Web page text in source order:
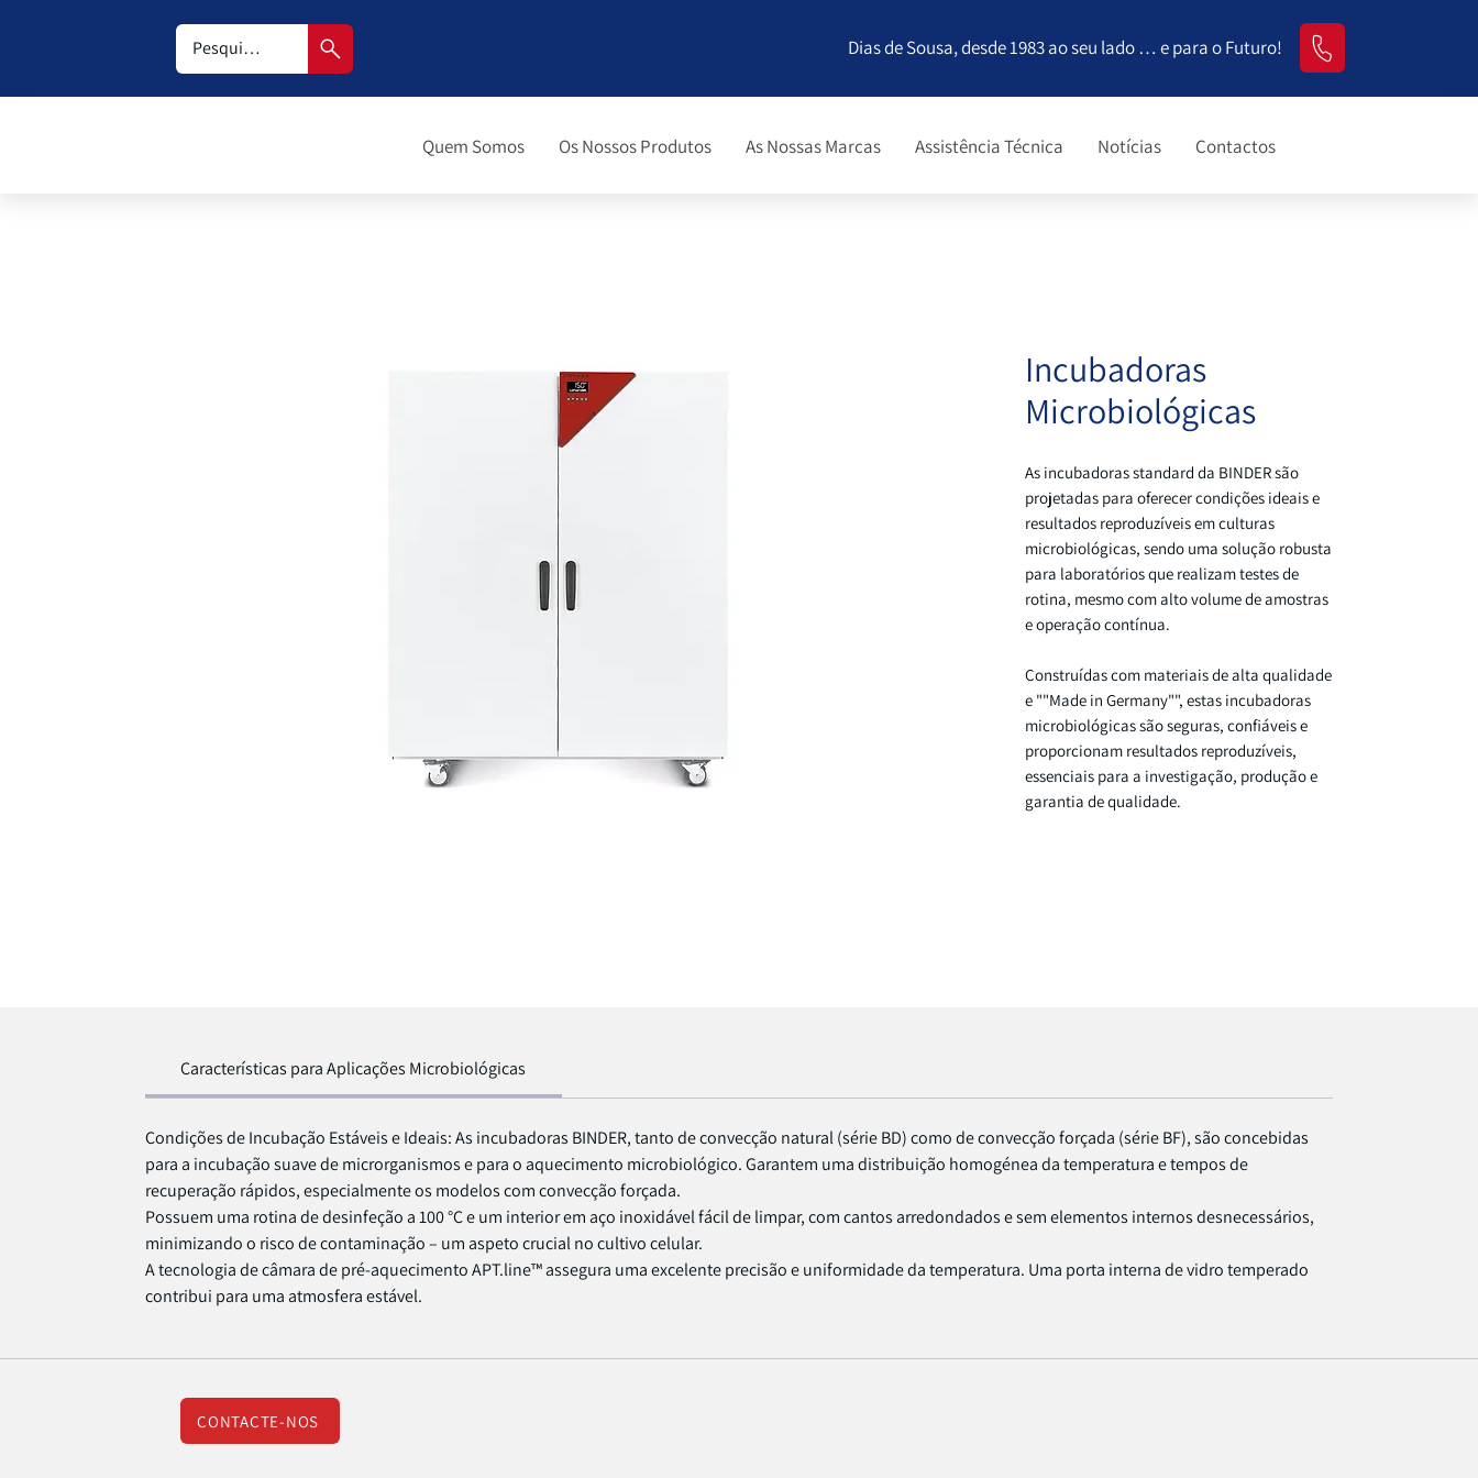
Dias de Sousa, desde 1983 ao seu lado … e para o Futuro!
Quem Somos Os Nossos Produtos As Nossas Marcas Assistência Técnica Notícias Contactos
Incubadoras
Microbiológicas
As incubadoras standard da BINDER são
projetadas para oferecer condições ideais e
resultados reproduzíveis em culturas
microbiológicas, sendo uma solução robusta
para laboratórios que realizam testes de
rotina, mesmo com alto volume de amostras
e operação contínua.
Construídas com materiais de alta qualidade
e ""Made in Germany"", estas incubadoras
microbiológicas são seguras, confiáveis e
proporcionam resultados reproduzíveis,
essenciais para a investigação, produção e
garantia de qualidade.
Características para Aplicações Microbiológicas
Condições de Incubação Estáveis e Ideais: As incubadoras BINDER, tanto de convecção natural (série BD) como de convecção forçada (série BF), são concebidas
para a incubação suave de microrganismos e para o aquecimento microbiológico. Garantem uma distribuição homogénea da temperatura e tempos de
recuperação rápidos, especialmente os modelos com convecção forçada.
Possuem uma rotina de desinfeção a 100 °C e um interior em aço inoxidável fácil de limpar, com cantos arredondados e sem elementos internos desnecessários,
minimizando o risco de contaminação – um aspeto crucial no cultivo celular.
A tecnologia de câmara de pré-aquecimento APT.line™ assegura uma excelente precisão e uniformidade da temperatura. Uma porta interna de vidro temperado
contribui para uma atmosfera estável.
CONTACTE-NOS